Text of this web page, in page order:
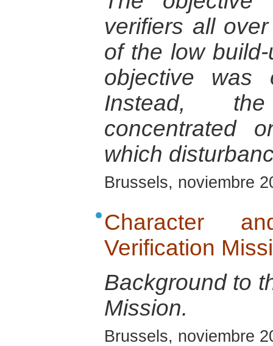
verifiers all
of the low
objective was
Instead,
concentrated
which
Brussels, noviembre
Character
Verification
Background to
Mission.
Brussels, noviembre